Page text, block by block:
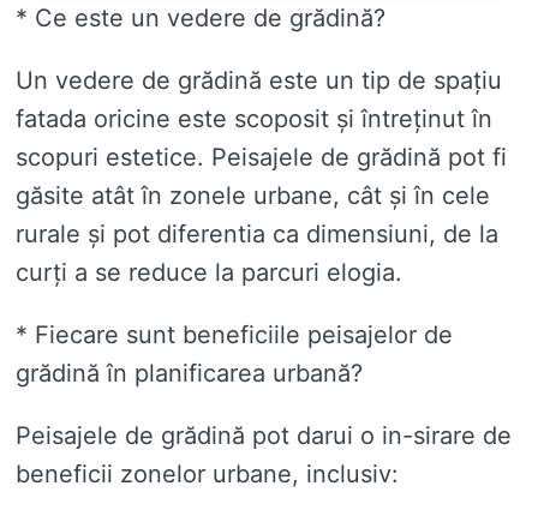
* Ce este un vedere de grădină?
Un vedere de grădină este un tip de spațiu
fatada oricine este scoposit și întreținut în
scopuri estetice. Peisajele de grădină pot fi
găsite atât în ​​zonele urbane, cât și în cele
rurale și pot diferentia ca dimensiuni, de la
curți a se reduce la parcuri elogia.
* Fiecare sunt beneficiile peisajelor de
grădină în planificarea urbană?
Peisajele de grădină pot darui o in-sirare de
beneficii zonelor urbane, inclusiv: